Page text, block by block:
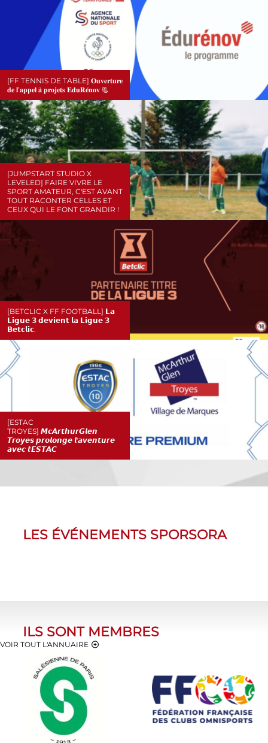
[FF TENNIS DE TABLE] 𝐎𝐮𝐯𝐞𝐫𝐭𝐮𝐫𝐞
𝐝𝐞 𝐥’𝐚𝐩𝐩𝐞𝐥 𝐚̀ 𝐩𝐫𝐨𝐣𝐞𝐭𝐬 𝐄𝐝𝐮𝐑𝐞́𝐧𝐨𝐯 📃
[JUMPSTART STUDIO X
LEVELED] FAIRE VIVRE LE
SPORT AMATEUR, C'EST AVANT
TOUT RACONTER CELLES ET
CEUX QUI LE FONT GRANDIR !
[BETCLIC X FF FOOTBALL] 𝗟𝗮
𝗟𝗶𝗴𝘂𝗲 𝟯 𝗱𝗲𝘃𝗶𝗲𝗻𝘁 𝗹𝗮 𝗟𝗶𝗴𝘂𝗲 𝟯
𝗕𝗲𝘁𝗰𝗹𝗶𝗰.
[ESTAC
TROYES] 𝙈𝙘𝘼𝙧𝙩𝙝𝙪𝙧𝙂𝙡𝙚𝙣
𝙏𝙧𝙤𝙮𝙚𝙨 𝙥𝙧𝙤𝙡𝙤𝙣𝙜𝙚 𝙡'𝙖𝙫𝙚𝙣𝙩𝙪𝙧𝙚
𝙖𝙫𝙚𝙘 𝙡'𝙀𝙎𝙏𝘼𝘾
LES ÉVÉNEMENTS SPORSORA
ILS SONT MEMBRES
VOIR TOUT L'ANNUAIRE